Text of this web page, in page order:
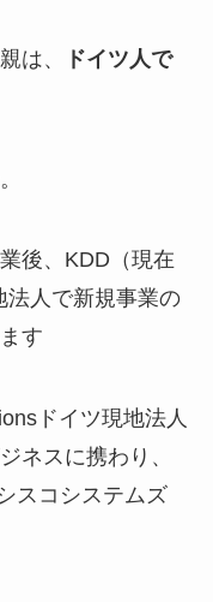
は、
ドイツ人で
。
後、KDD（現在
法人で新規事業の
す
ドイツ現地法人
ネスに携わり、
スコシステムズ